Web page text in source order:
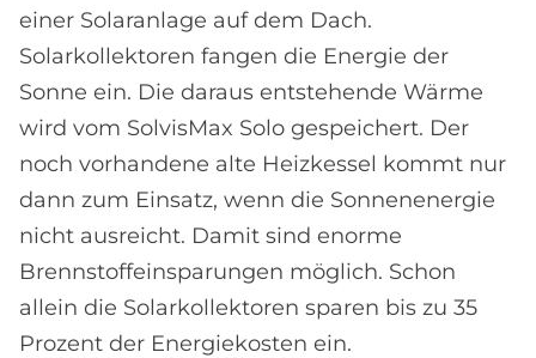
einer Solaranlage auf dem Dach.
Solarkollektoren fangen die Energie der
Sonne ein. Die daraus entstehende Wärme
wird vom SolvisMax Solo gespeichert. Der
noch vorhandene alte Heizkessel kommt nur
dann zum Einsatz, wenn die Sonnenenergie
nicht ausreicht. Damit sind enorme
Brennstoffeinsparungen möglich. Schon
allein die Solarkollektoren sparen bis zu 35
Prozent der Energiekosten ein.